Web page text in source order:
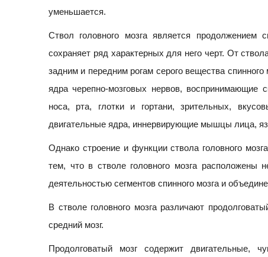
уменьшается.
Ствол головного мозга является
сохраняет ряд характерных для него черт. От
задним и передним рогам серого вещества
ядра черепно-мозговых нервов, воспринимающие
носа, рта, глотки и гортани, зрительных,
двигательные ядра, иннервирующие мышцы лица,
Однако строение и функции ствола головного
тем, что в стволе головного мозга расположены
деятельностью сегментов спинного мозга и
В стволе головного мозга различают
средний мозг.
Продолговатый мозг содержит двигательные,